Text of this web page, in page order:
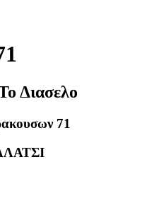
Διασελο
71